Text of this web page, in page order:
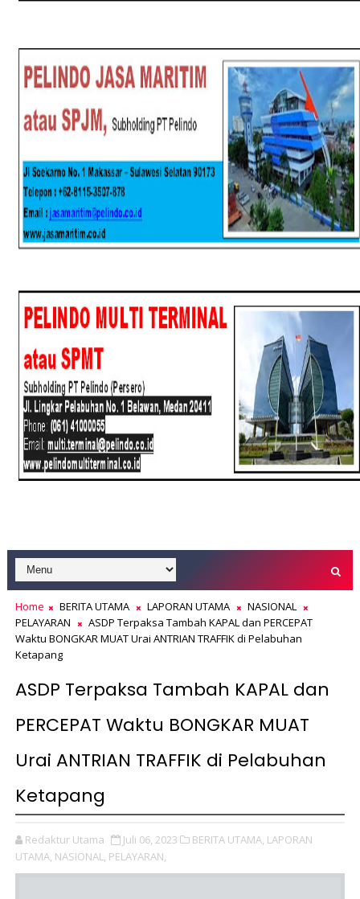
Home BERITA UTAMA LAPORAN UTAMA
NASIONAL
PELAYARAN
ASDP Terpaksa Tambah KAPAL dan PERCEPAT
Waktu BONGKAR MUAT Urai ANTRIAN TRAFFIK di Pelabuhan
Ketapang
ASDP Terpaksa Tambah KAPAL dan
PERCEPAT Waktu BONGKAR MUAT
Urai ANTRIAN TRAFFIK di Pelabuhan
Ketapang
Redaktur Utama Juli 06, 2023 BERITA UTAMA, LAPORAN
UTAMA, NASIONAL, PELAYARAN,